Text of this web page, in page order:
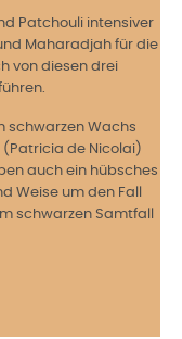
Patchouli intensiver
Maharadjah für die
von diesen drei
schwarzen Wachs
(Patricia de Nicolai)
auch ein hübsches
Weise um den Fall
schwarzen Samtfall